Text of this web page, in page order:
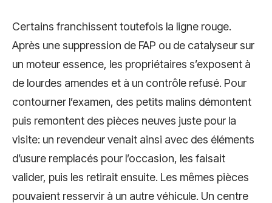
Certains franchissent toutefois la ligne rouge.
Après une suppression de FAP ou de catalyseur sur
un moteur essence, les propriétaires s’exposent à
de lourdes amendes et à un contrôle refusé. Pour
contourner l’examen, des petits malins démontent
puis remontent des pièces neuves juste pour la
visite: un revendeur venait ainsi avec des éléments
d’usure remplacés pour l’occasion, les faisait
valider, puis les retirait ensuite. Les mêmes pièces
pouvaient resservir à un autre véhicule. Un centre